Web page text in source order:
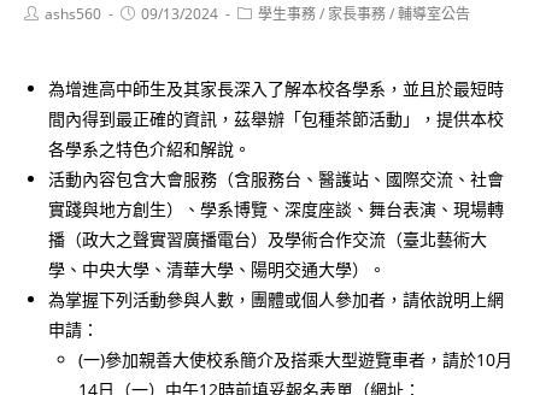
Postashs560
Post09/13/2024
Post學生事務/ 家長事務/輔導室公告
為增進高中師生及其家長深入了解本校各學系，並且於最短時
間內得到最正確的資訊，茲舉辦「包種茶節活動」，提供本校
各學系之特色介紹和解說。
活動內容包含大會服務（含服務台、醫護站、國際交流、社會
實踐與地方創生）、學系博覽、深度座談、舞台表演、現場轉
播（政大之聲實習廣播電台）及學術合作交流（臺北藝術大
學、中央大學、清華大學、陽明交通大學）。
為掌握下列活動參與人數，團體或個人參加者，請依說明上網
申請：
(一)參加親善大使校系簡介及搭乘大型遊覽車者，請於10月
14日（一）中午12時前填妥報名表單（網址：